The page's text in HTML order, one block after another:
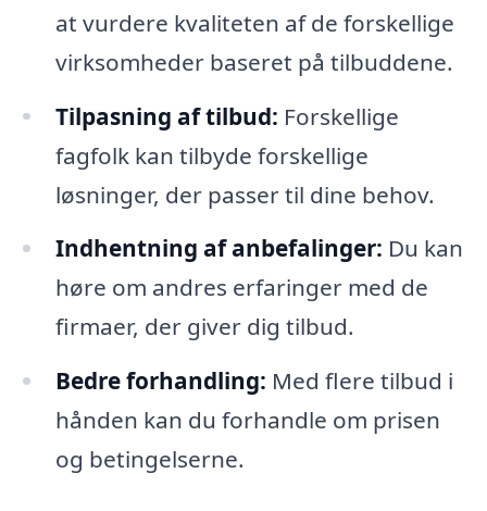
at vurdere kvaliteten af de forskellige
virksomheder baseret på tilbuddene.
Tilpasning af tilbud: Forskellige
fagfolk kan tilbyde forskellige
løsninger, der passer til dine behov.
Indhentning af anbefalinger: Du kan
høre om andres erfaringer med de
firmaer, der giver dig tilbud.
Bedre forhandling: Med flere tilbud i
hånden kan du forhandle om prisen
og betingelserne.